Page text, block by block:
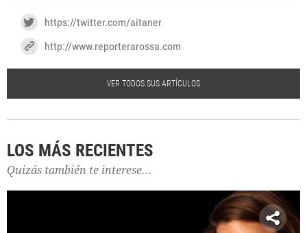
https://twitter.com/aitaner
http://www.reporterarossa.com
VER TODOS SUS ARTÍCULOS
LOS MÁS RECIENTES
Quizás también te interese...